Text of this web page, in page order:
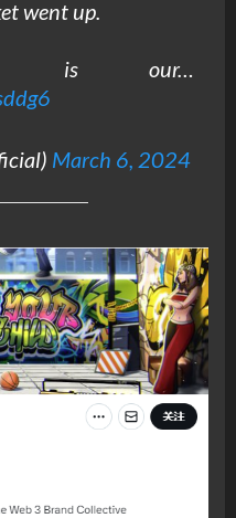
went up.
is our…
March 6, 2024